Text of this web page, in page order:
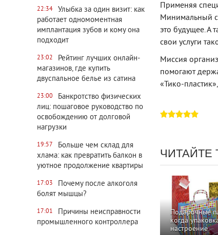
22:34
Улыбка за один визит: как
работает одномоментная
имплантация зубов и кому она
подходит
23:02
Рейтинг лучших онлайн-
магазинов, где купить
двуспальное белье из сатина
23:00
Банкротство физических
лиц: пошаговое руководство по
освобождению от долговой
нагрузки
19:57
Больше чем склад для
хлама: как превратить балкон в
уютное продолжение квартиры
17:03
Почему после алкоголя
болят мышцы?
17:01
Причины неисправности
промышленного контроллера
Применяя
Минимальный
это будущее. А
свои услуги
Миссия
помогают
«Тико-
ЧИТАЙТЕ
Подарочные
когда
настроение